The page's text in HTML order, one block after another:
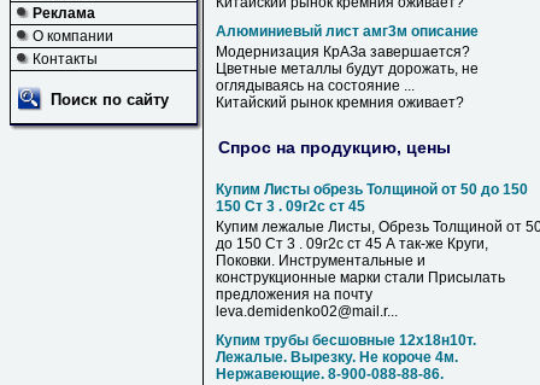
Реклама
О компании
Контакты
Поиск по сайту
Алюминиевый лист амг3м описание
Модернизация КрАЗа завершается?
Цветные металлы будут дорожать, не
оглядываясь на состояние ...
Китайский рынок кремния оживает?
Спрос на продукцию, цены
Купим Листы обрезь Толщиной от 50 до 150
150 Ст 3 . 09г2с ст 45
Купим лежалые Листы, Обрезь Толщиной от
до 150 Ст 3 . 09г2с ст 45 А так-же Круги,
Поковки. Инструментальные и
конструкционные марки стали Присылать
предложения на почту
leva.demidenko02@mail.r...
Купим трубы бесшовные 12х18н10т.
Лежалые. Вырезку. Не короче 4м.
Нержавеющие. 8-900-088-88-86.